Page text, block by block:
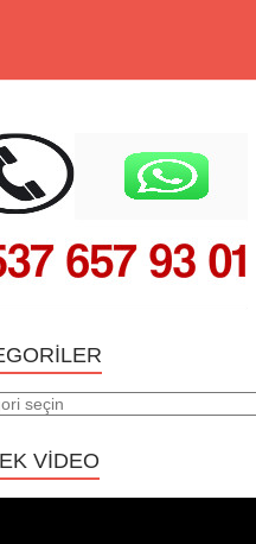
VİDEO